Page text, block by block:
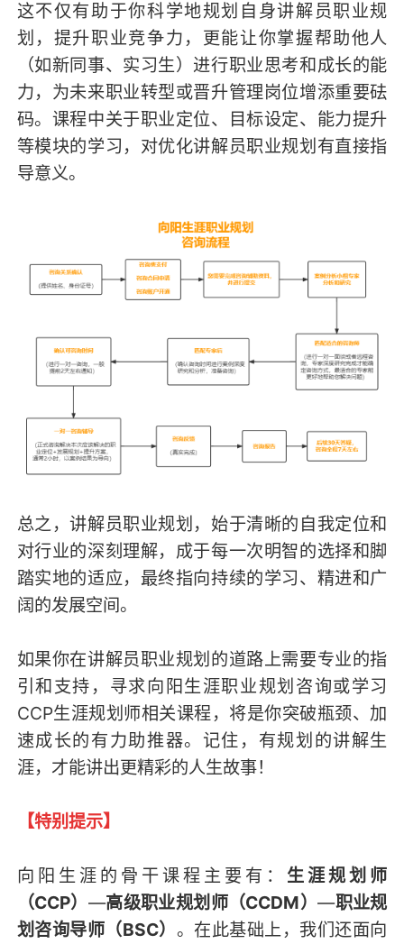
这不仅有助于你科学地规划自身讲解员职业规
划，提升职业竞争力，更能让你掌握帮助他人
（如新同事、实习生）进行职业思考和成长的能
力，为未来职业转型或晋升管理岗位增添重要砝
码。课程中关于职业定位、目标设定、能力提升
等模块的学习，对优化讲解员职业规划有直接指
导意义。
总之，讲解员职业规划，始于清晰的自我定位和
对行业的深刻理解，成于每一次明智的选择和脚
踏实地的适应，最终指向持续的学习、精进和广
阔的发展空间。
如果你在讲解员职业规划的道路上需要专业的指
引和支持，寻求向阳生涯职业规划咨询或学习
CCP生涯规划师相关课程，将是你突破瓶颈、加
速成长的有力助推器。记住，有规划的讲解生
涯，才能讲出更精彩的人生故事！
【特别提示】
向阳生涯的骨干课程主要有： 生涯规划师
（CCP） —高级职业规划师（CCDM）—职业规
划咨询导师（BSC） 。在此基础上，我们还面向